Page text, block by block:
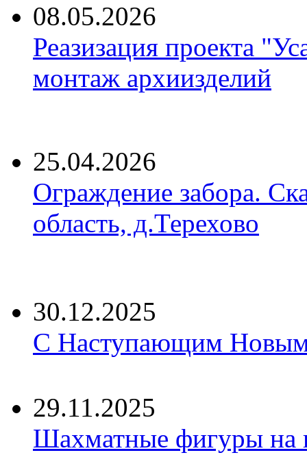
08.05.2026
Реазизация проекта
монтаж архиизделий
25.04.2026
Ограждение забора.
область, д.Терехово
30.12.2025
С Наступающим Новым
29.11.2025
Шахматные фигуры на